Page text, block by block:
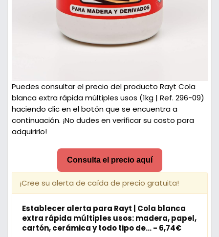
Puedes consultar el precio del producto Rayt Cola
blanca extra rápida múltiples usos (1kg | Ref. 296-09)
haciendo clic en el botón que se encuentra a
continuación. ¡No dudes en verificar su costo para
adquirirlo!
Consulta el precio aquí
¡Cree su alerta de caída de precio gratuita!
Establecer alerta para Rayt | Cola blanca
extra rápida múltiples usos: madera, papel,
cartón, cerámica y todo tipo de... - 6,74€